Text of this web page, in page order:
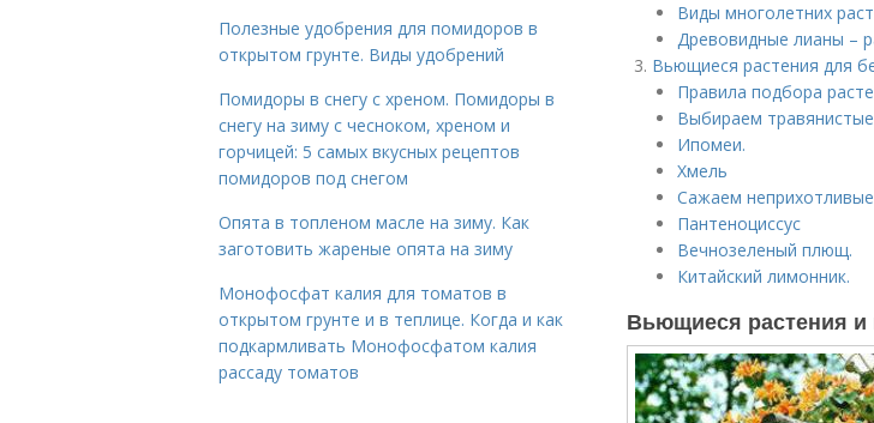
Виды многолетних
Древовидные лианы –
Вьющиеся растения для
Правила подбора
Выбираем
Ипомеи.
Хмель
Сажаем
Пантеноциссус
Вечнозеленый плющ.
Китайский лимонник.
Вьющиеся растения
Полезные удобрения для помидоров в
открытом грунте. Виды удобрений
Помидоры в снегу с хреном. Помидоры в
снегу на зиму с чесноком, хреном и
горчицей: 5 самых вкусных рецептов
помидоров под снегом
Опята в топленом масле на зиму. Как
заготовить жареные опята на зиму
Монофосфат калия для томатов в
открытом грунте и в теплице. Когда и как
подкармливать Монофосфатом калия
рассаду томатов